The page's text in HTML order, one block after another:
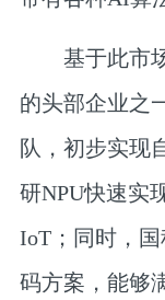
基于此市场
的头部企业之
队，初步实现
研NPU快速实
IoT；同时，
码方案，能够